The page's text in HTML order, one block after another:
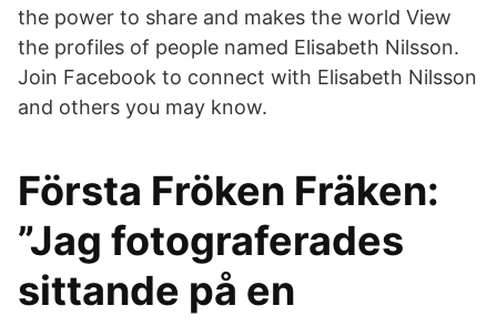
the power to share and makes the world View
the profiles of people named Elisabeth Nilsson.
Join Facebook to connect with Elisabeth Nilsson
and others you may know.
Första Fröken Fräken:
”Jag fotograferades
sittande på en